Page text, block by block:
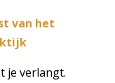
van het
je verlangt.